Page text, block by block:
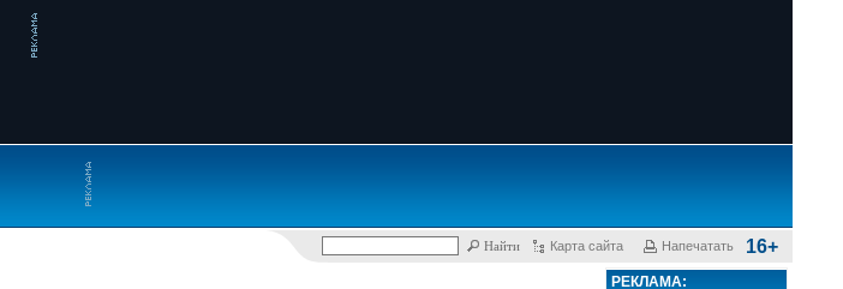
Карта сайта Напечатать 16+
РЕКЛАМА: